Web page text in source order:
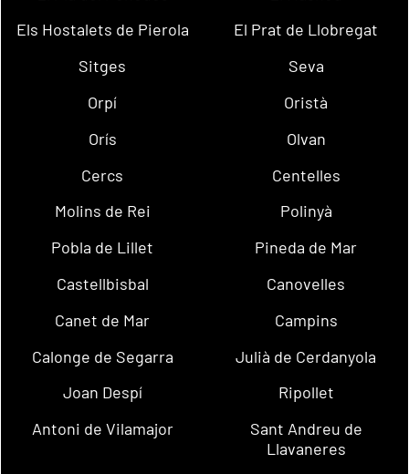
Els Hostalets de Pierola
El Prat de Llobregat
Sitges
Seva
Orpí
Oristà
Orís
Olvan
Cercs
Centelles
Molins de Rei
Polinyà
Pobla de Lillet
Pineda de Mar
Castellbisbal
Canovelles
Canet de Mar
Campins
Calonge de Segarra
Julià de Cerdanyola
Joan Despí
Ripollet
Antoni de Vilamajor
Sant Andreu de
Llavaneres